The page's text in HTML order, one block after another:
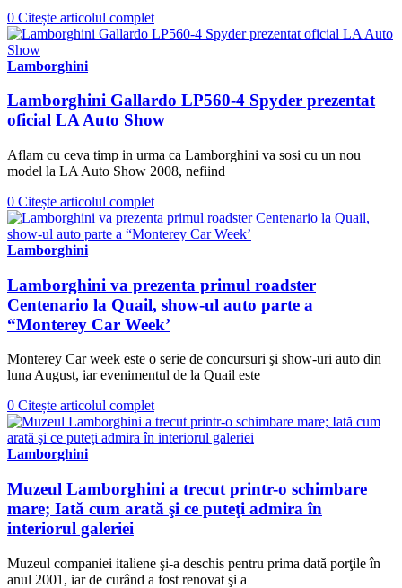
0 Citește articolul complet
Lamborghini
Lamborghini Gallardo LP560-4 Spyder prezentat
oficial LA Auto Show
Aflam cu ceva timp in urma ca Lamborghini va sosi cu un nou
model la LA Auto Show 2008, nefiind
0 Citește articolul complet
Lamborghini
Lamborghini va prezenta primul roadster
Centenario la Quail, show-ul auto parte a
“Monterey Car Week’
Monterey Car week este o serie de concursuri şi show-uri auto din
luna August, iar evenimentul de la Quail este
0 Citește articolul complet
Lamborghini
Muzeul Lamborghini a trecut printr-o schimbare
mare; Iată cum arată şi ce puteţi admira în
interiorul galeriei
Muzeul companiei italiene şi-a deschis pentru prima dată porţile în
anul 2001, iar de curând a fost renovat şi a